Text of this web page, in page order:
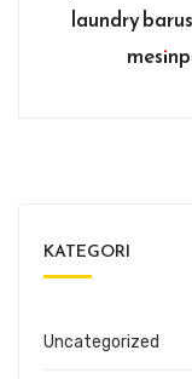
laundry
KATEGORI
Uncategorized